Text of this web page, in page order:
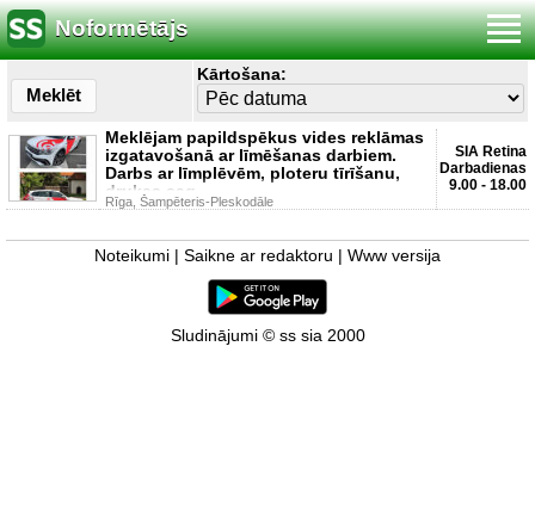
Noformētājs
Meklēt
Kārtošana:
Meklējam papildspēkus vides reklāmas
izgatavošanā ar līmēšanas darbiem.
Darbs ar līmplēvēm, ploteru tīrīšanu,
drukas sag
Rīga, Šampēteris-Pleskodāle
SIA Retina
Darbadienas
9.00 - 18.00
Noteikumi Saikne ar redaktoru Www versija
Sludinājumi © ss sia 2000